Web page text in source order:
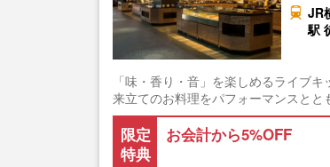
JR
駅
「味・香り・音」を楽しめるライブ
来立てのお料理をパフォーマンスとと
限定
特典
お会計から5%OFF